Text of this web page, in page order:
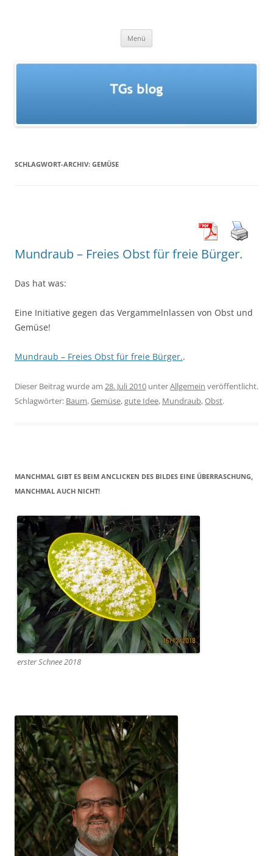
Menü
SCHLAGWORT-ARCHIV: GEMÜSE
Mundraub – Freies Obst für freie Bürger.
Das hat was:
Eine Initiative gegen das Vergammelnlassen von Obst und
Gemüse!
Mundraub – Freies Obst für freie Bürger..
Dieser Beitrag wurde am 28. Juli 2010 unterAllgemein veröffentlicht.
Schlagwörter: Baum,Gemüse,gute Idee, Mundraub,Obst.
MANCHMAL GIBT ES BEIM ANCLICKEN DES BILDES EINE ÜBERRASCHUNG,
MANCHMAL AUCH NICHT!
erster Schnee 2018